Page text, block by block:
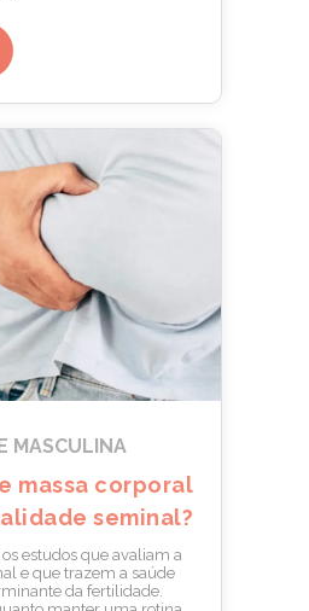
MASCULINA
massa corporal
seminal?
estudos que avaliam a
e que trazem a saúde
da fertilidade.